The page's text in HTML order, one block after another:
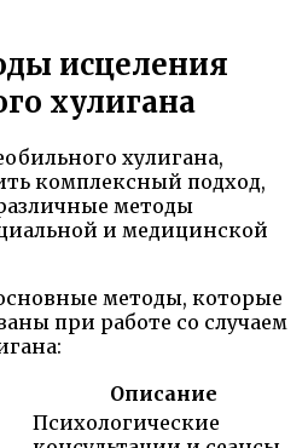
исцеления
хулигана
хулигана,
комплексный подход,
методы
и медицинской
методы, которые
при работе со случаем
Описание
Психологические